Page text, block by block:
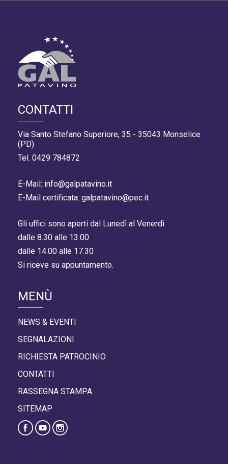
CONTATTI
Via Santo Stefano Superiore, 35 - 35043 Monselice
(PD)
Tel. 0429 784872
E-Mail: info@galpatavino.it
E-Mail certificata: galpatavino@pec.it
Gli uffici sono aperti dal Lunedì al Venerdì
dalle 8.30 alle 13.00
dalle 14.00 alle 17.30
Si riceve su appuntamento.
MENÙ
NEWS & EVENTI
SEGNALAZIONI
RICHIESTA PATROCINIO
CONTATTI
RASSEGNA STAMPA
SITEMAP